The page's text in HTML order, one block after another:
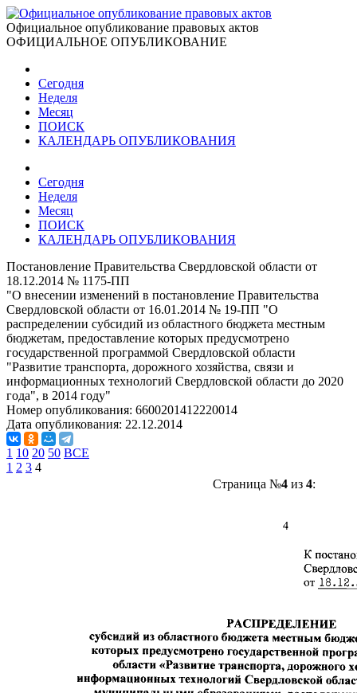
Официальное опубликование правовых актов
ОФИЦИАЛЬНОЕ ОПУБЛИКОВАНИЕ
Сегодня
Неделя
Месяц
ПОИСК
КАЛЕНДАРЬ ОПУБЛИКОВАНИЯ
Сегодня
Неделя
Месяц
ПОИСК
КАЛЕНДАРЬ ОПУБЛИКОВАНИЯ
Постановление Правительства Свердловской области от
18.12.2014 № 1175-ПП
"О внесении изменений в постановление Правительства
Свердловской области от 16.01.2014 № 19-ПП "О
распределении субсидий из областного бюджета местным
бюджетам, предоставление которых предусмотрено
государственной программой Свердловской области
"Развитие транспорта, дорожного хозяйства, связи и
информационных технологий Свердловской области до 2020
года", в 2014 году"
Номер опубликования: 6600201412220014
Дата опубликования: 22.12.2014
1 10 20 50 ВСЕ
1 2 3 4
Страница №4из 4: